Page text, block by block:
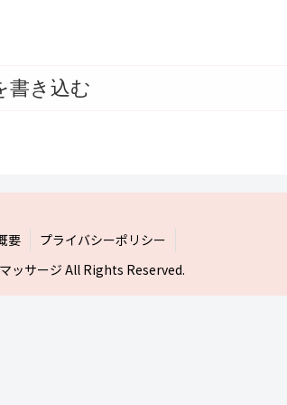
書き込む
要
プライバシーポリシー
ッサージ All Rights Reserved.